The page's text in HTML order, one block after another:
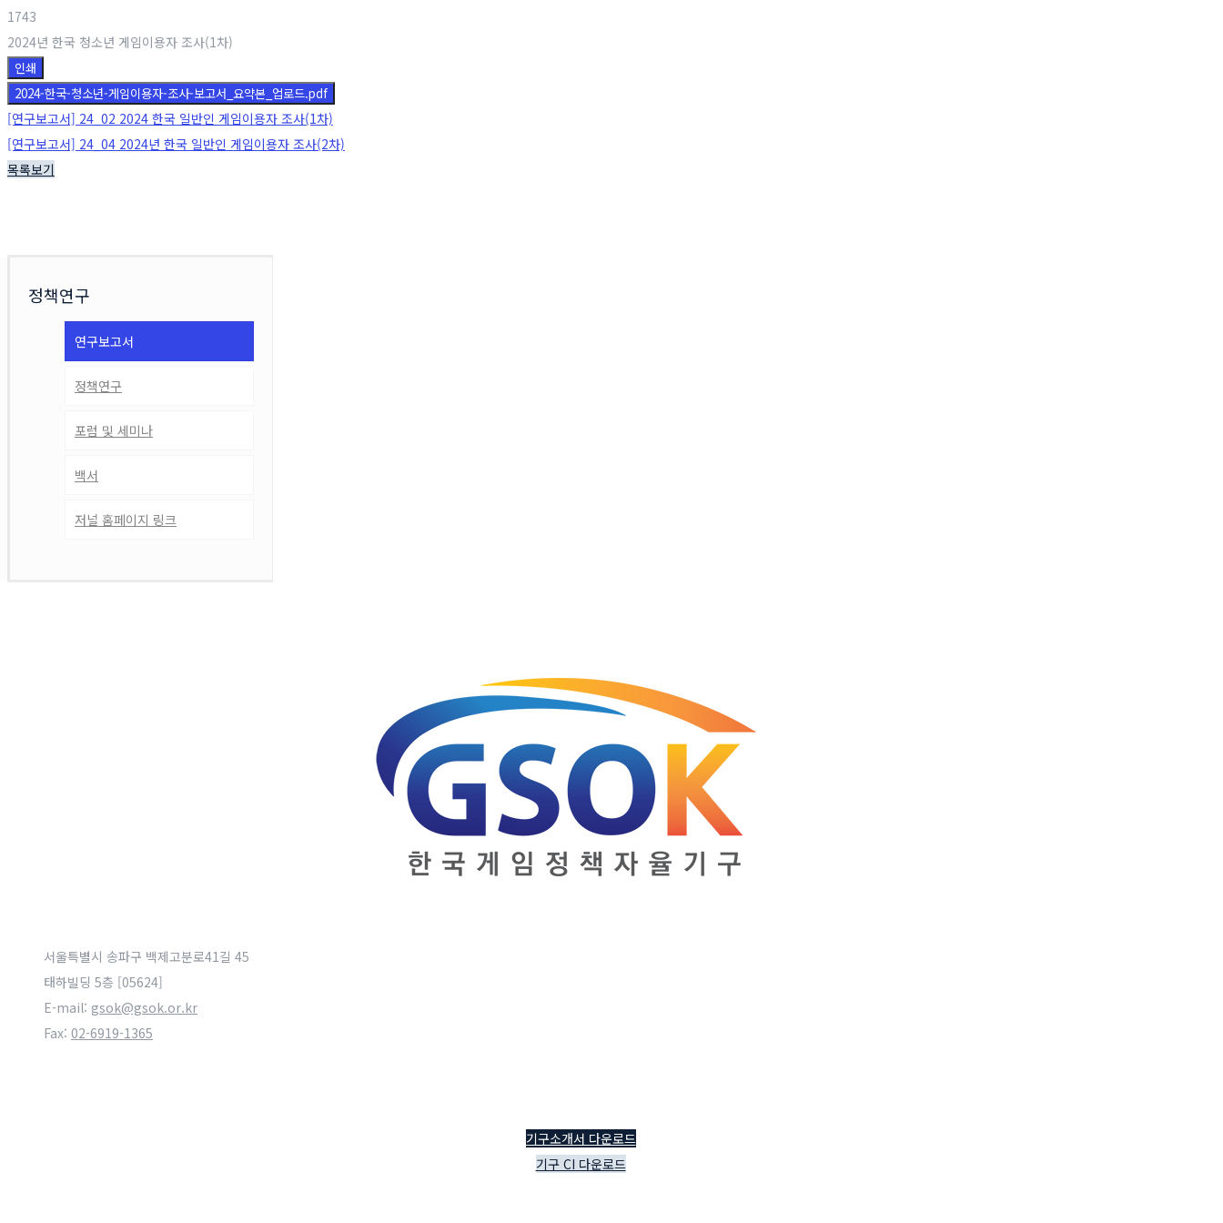
1743
2024년 한국 청소년 게임이용자 조사(1차)
인쇄
2024-한국-청소년-게임이용자-조사-보고서_요약본_업로드.pdf
[연구보고서] 24_02 2024 한국 일반인 게임이용자 조사(1차)
[연구보고서] 24_04 2024년 한국 일반인 게임이용자 조사(2차)
목록보기
정책연구
연구보고서
정책연구
포럼 및 세미나
백서
저널 홈페이지 링크
서울특별시 송파구 백제고분로41길 45
태하빌딩 5층 [05624]
E-mail: gsok@gsok.or.kr
Fax: 02-6919-1365
기구소개서 다운로드
기구 CI 다운로드